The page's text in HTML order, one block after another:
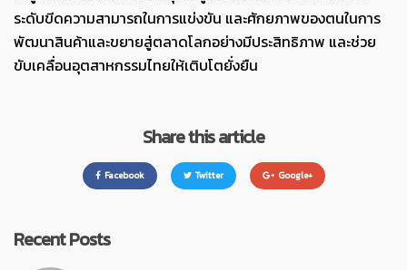
ระดับขีดความสามารถในการแข่งขัน และศักยภาพของตนในการ
พัฒนาสินค้าและขยายสู่ตลาดโลกอย่างมีประสิทธิภาพ และช่วย
ขับเคลื่อนอุตสาหกรรมไทยให้เติบโตยั่งยืน
Share this article
Facebook Twitter Google+
Recent Posts